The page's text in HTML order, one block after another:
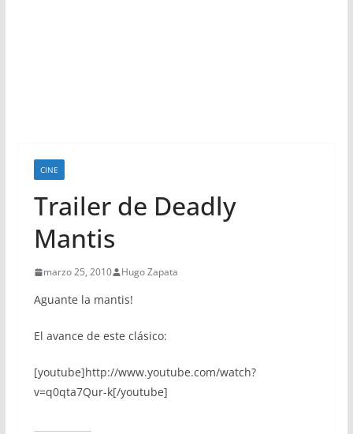
CINE
Trailer de Deadly
Mantis
marzo 25, 2010 Hugo Zapata
Aguante la mantis!
El avance de este clásico:
[youtube]http://www.youtube.com/watch?
v=q0qta7Qur-k[/youtube]